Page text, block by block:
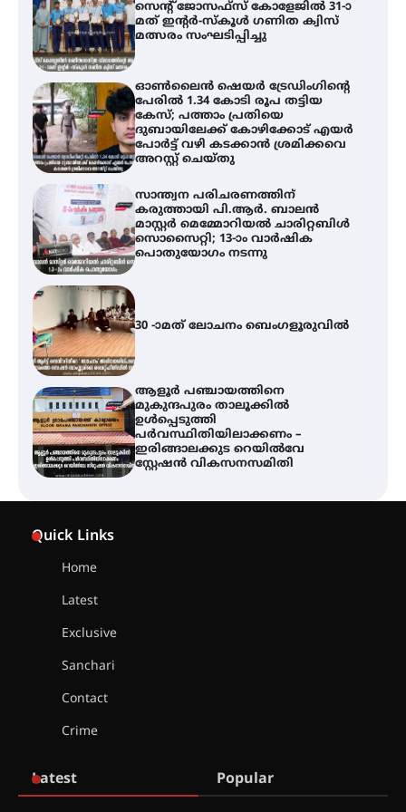
കേസ്; പത്താം പ്രതിയെ
ദുബായിലേക്ക് കോഴിക്കോട് എയർ
പോർട്ട് വഴി കടക്കാൻ ശ്രമിക്കവെ
അറസ്റ്റ് ചെയ്തു
സാന്ത്വന പരിചരണത്തിന്
കരുത്തായി പി.ആർ. ബാലൻ
മാസ്റ്റർ മെമ്മോറിയൽ ചാരിറ്റബിൾ
സൊസൈറ്റി; 13-ാം വാർഷിക
പൊതുയോഗം നടന്നു
30 -ാമത് ലോചനം ബെംഗളൂരുവിൽ
മുകുന്ദപുരം താലൂക്കിൽ
ഉൾപ്പെടുത്തി
പർവസ്ഥിതിയിലാക്കണം –
സ്റ്റേഷൻ വികസനസമിതി
വേളൂക്കര ഗ്രാമപഞ്ചായത്തിന്റെ
സാംസ്കാരിക പതിപ്പായ
‘ഗ്രാമജാലകം’ മുപ്പതാം
വർഷത്തിലേക്ക്
Quick Links
Home
Latest
Exclusive
Sanchari
Contact
Crime
Latest Popular